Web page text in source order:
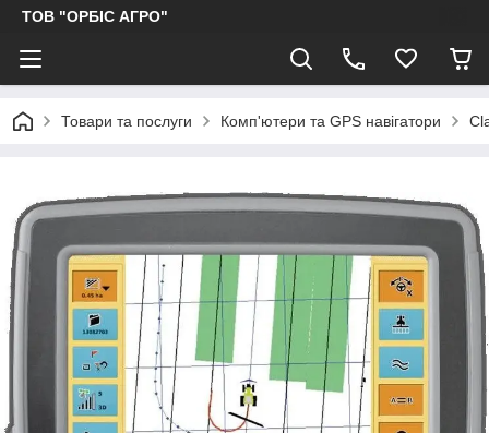
ТОВ "ОРБІС АГРО"
Товари та послуги Комп'ютери та GPS навігатори